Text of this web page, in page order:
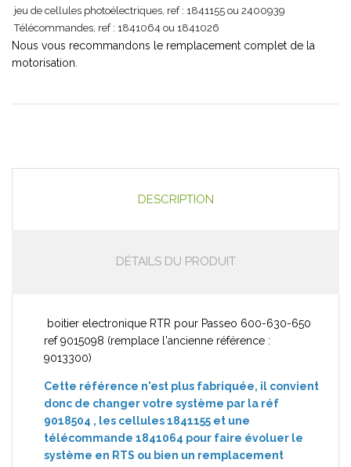
jeu de cellules photoélectriques, ref : 1841155 ou 2400939
Télécommandes, ref : 1841064 ou 1841026
Nous vous recommandons le remplacement complet de la
motorisation.
DESCRIPTION
DÉTAILS DU PRODUIT
boitier electronique RTR pour Passeo 600-630-650
ref 9015098 (remplace l'ancienne référence :
9013300)
Cette référence n'est plus fabriquée, il convient
donc de changer votre système par la réf
9018504 , les cellules 1841155 et une
télécommande 1841064 pour faire évoluer le
système en RTS ou bien un remplacement